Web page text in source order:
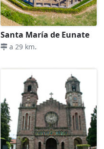
Santa María de Eunate
a 29 km.